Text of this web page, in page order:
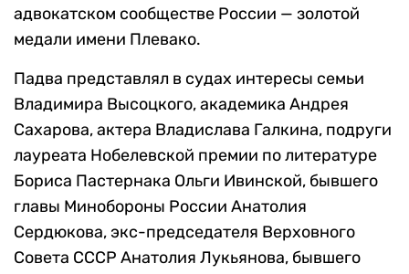
адвокатском сообществе России — золотой
медали имени Плевако.
Падва представлял в судах интересы семьи
Владимира Высоцкого, академика Андрея
Сахарова, актера Владислава Галкина, подруги
лауреата Нобелевской премии по литературе
Бориса Пастернака Ольги Ивинской, бывшего
главы Минобороны России Анатолия
Сердюкова, экс-председателя Верховного
Совета СССР Анатолия Лукьянова, бывшего